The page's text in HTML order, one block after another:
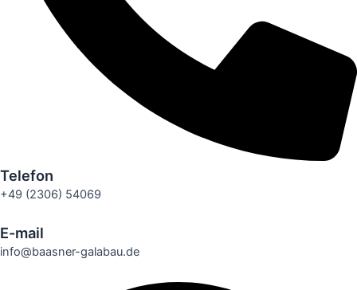
Telefon
+49 (2306) 54069
E-mail
info@baasner-galabau.de